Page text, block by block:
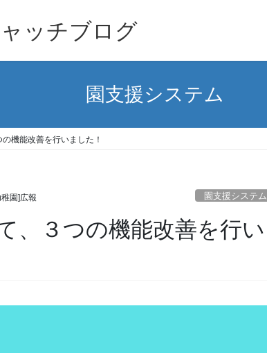
ッチブログ
園支援システム
機能改善を行いました！
園]広報 園支援システム
、３つの機能改善を行い